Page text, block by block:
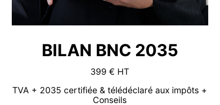
BILAN BNC 2035
399 € HT
TVA + 2035 certifiée & télédéclaré aux impôts +
Conseils